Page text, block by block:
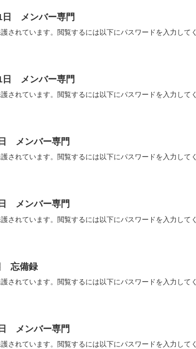
メンバー専門
されています。閲覧するには以下にパスワードを入力してく
メンバー専門
されています。閲覧するには以下にパスワードを入力してく
メンバー専門
されています。閲覧するには以下にパスワードを入力してく
メンバー専門
されています。閲覧するには以下にパスワードを入力してく
忘備録
されています。閲覧するには以下にパスワードを入力してく
メンバー専門
されています。閲覧するには以下にパスワードを入力してく